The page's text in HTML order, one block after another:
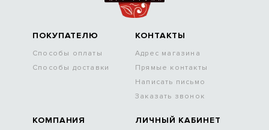
ПОКУПАТЕЛЮ
Способы оплаты
Способы доставки
КОНТАКТЫ
Адрес магазина
Прямые контакты
Написать письмо
Заказать звонок
КОМПАНИЯ ЛИЧНЫЙ КАБИНЕТ